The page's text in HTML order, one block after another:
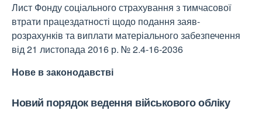
Лист Фонду соціального страхування з тимчасової
втрати працездатності щодо подання заяв-
розрахунків та виплати матеріального забезпечення
від 21 листопада 2016 р. № 2.4-16-2036
Нове в законодавстві
Новий порядок ведення військового обліку